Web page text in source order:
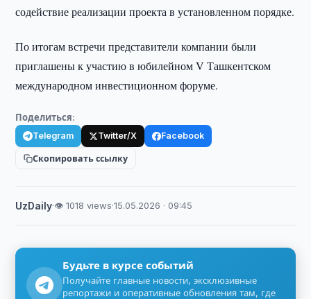
содействие реализации проекта в установленном порядке.
По итогам встречи представители компании были
приглашены к участию в юбилейном V Ташкентском
международном инвестиционном форуме.
Поделиться:
Telegram Twitter/X Facebook
Скопировать ссылку
UzDaily·👁 1018 views·15.05.2026 · 09:45
Будьте в курсе событий
Получайте главные новости, эксклюзивные
репортажи и оперативные обновления там, где